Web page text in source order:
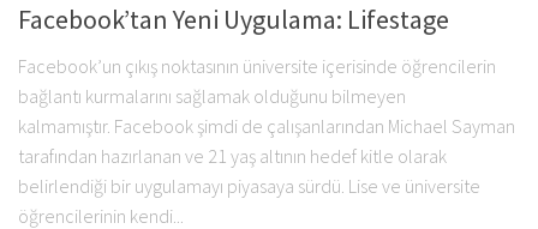
Facebook’tan Yeni Uygulama: Lifestage
Facebook’un çıkış noktasının üniversite içerisinde öğrencilerin
bağlantı kurmalarını sağlamak olduğunu bilmeyen
kalmamıştır. Facebook şimdi de çalışanlarından Michael Sayman
tarafından hazırlanan ve 21 yaş altının hedef kitle olarak
belirlendiği bir uygulamayı piyasaya sürdü. Lise ve üniversite
öğrencilerinin kendi...